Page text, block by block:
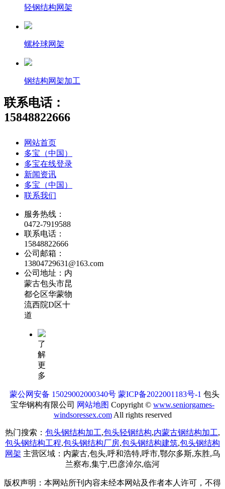
轻钢结构网架
螺栓球网架
钢结构网架加工
联系电话：
15848822666
网站首页
多宝（中国）
多宝在线登录
新闻资讯
多宝（中国）
联系我们
服务热线：
0472-7919588
联系电话：
15848822666
公司邮箱：
13804729631@163.com
公司地址：内
蒙古包头市昆
都仑区华蒙物
流西院D区十
道
了
解
更
多
蒙公网安备 15029002000340号 蒙ICP备2022001183号-1 包头
宝华钢构有限公司 网站地图 Copyright © www.seniorgames-
windsoressex.comAll rights reserved
热门搜索： 包头钢结构加工,包头轻钢结构,内蒙古钢结构加工,
包头钢结构工程,包头钢结构厂房,包头钢结构建筑,包头钢结构
网架 主营区域：内蒙古,包头,呼和浩特,呼市,鄂尔多斯,东胜,乌
兰察布,集宁,巴彦淖尔,临河
版权声明：本网站所刊内容未经本网站及作者本人许可，不得